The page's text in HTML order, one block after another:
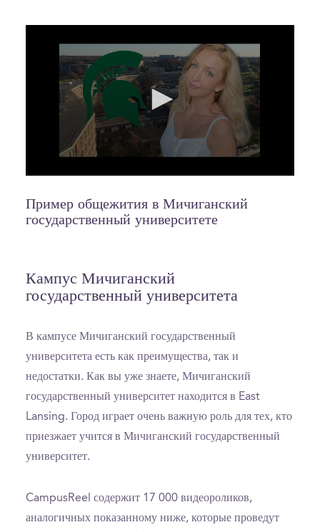
of
minutes,
Пример общежития в Мичиганский
государственный университете
Кампус Мичиганский
государственный университета
В кампусе Мичиганский государственный
университета есть как преимущества, так и
недостатки. Как вы уже знаете, Мичиганский
государственный университет находится в East
Lansing. Город играет очень важную роль для тех, кто
приезжает учится в Мичиганский государственный
университет.
CampusReel содержит 17 000 видеороликов,
аналогичных показанному ниже, которые проведут